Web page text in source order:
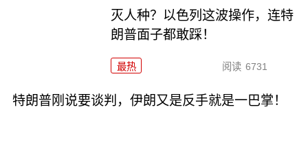
灭人种？以色列这波操作，连特
朗普面子都敢踩！
最热 阅读 6731
特朗普刚说要谈判，伊朗又是反手就是一巴掌！